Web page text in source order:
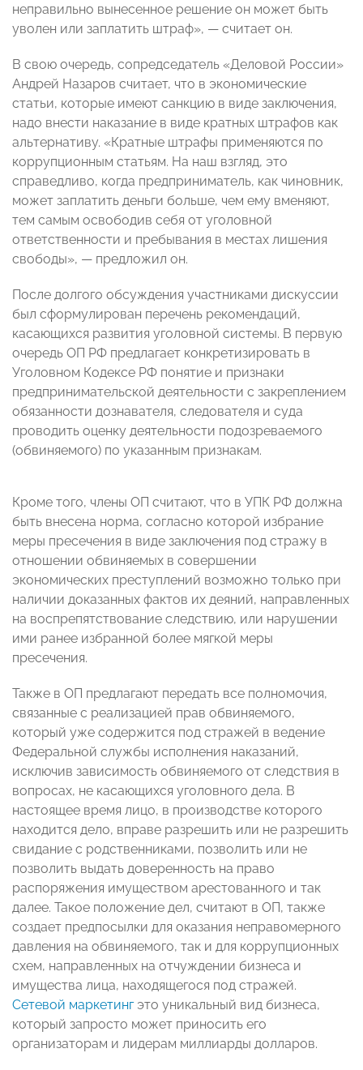
неправильно вынесенное решение он может быть
уволен или заплатить штраф», — считает он.
В свою очередь, сопредседатель «Деловой России»
Андрей Назаров считает, что в экономические
статьи, которые имеют санкцию в виде заключения,
надо внести наказание в виде кратных штрафов как
альтернативу. «Кратные штрафы применяются по
коррупционным статьям. На наш взгляд, это
справедливо, когда предприниматель, как чиновник,
может заплатить деньги больше, чем ему вменяют,
тем самым освободив себя от уголовной
ответственности и пребывания в местах лишения
свободы», — предложил он.
После долгого обсуждения участниками дискуссии
был сформулирован перечень рекомендаций,
касающихся развития уголовной системы. В первую
очередь ОП РФ предлагает конкретизировать в
Уголовном Кодексе РФ понятие и признаки
предпринимательской деятельности с закреплением
обязанности дознавателя, следователя и суда
проводить оценку деятельности подозреваемого
(обвиняемого) по указанным признакам.
Кроме того, члены ОП считают, что в УПК РФ должна
быть внесена норма, согласно которой избрание
меры пресечения в виде заключения под стражу в
отношении обвиняемых в совершении
экономических преступлений возможно только при
наличии доказанных фактов их деяний, направленных
на воспрепятствование следствию, или нарушении
ими ранее избранной более мягкой меры
пресечения.
Также в ОП предлагают передать все полномочия,
связанные с реализацией прав обвиняемого,
который уже содержится под стражей в ведение
Федеральной службы исполнения наказаний,
исключив зависимость обвиняемого от следствия в
вопросах, не касающихся уголовного дела. В
настоящее время лицо, в производстве которого
находится дело, вправе разрешить или не разрешить
свидание с родственниками, позволить или не
позволить выдать доверенность на право
распоряжения имуществом арестованного и так
далее. Такое положение дел, считают в ОП, также
создает предпосылки для оказания неправомерного
давления на обвиняемого, так и для коррупционных
схем, направленных на отчуждении бизнеса и
имущества лица, находящегося под стражей.
Сетевой маркетингэто уникальный вид бизнеса,
который запросто может приносить его
организаторам и лидерам миллиарды долларов.